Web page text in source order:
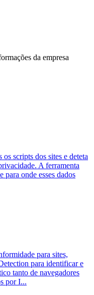
da empresa
scripts dos sites e deteta
A ferramenta
para onde esses dados
para sites,
para identificar e
tanto de navegadores
por I...